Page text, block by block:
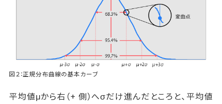
図２：正規分布曲線の基本カーブ
平均値μから右（+ 側）へσだけ進んだところと、平均値